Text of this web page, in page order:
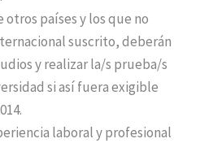
otros países y los que no
suscrito, deberán
y realizar la/s prueba/s
si así fuera exigible
laboral y profesional